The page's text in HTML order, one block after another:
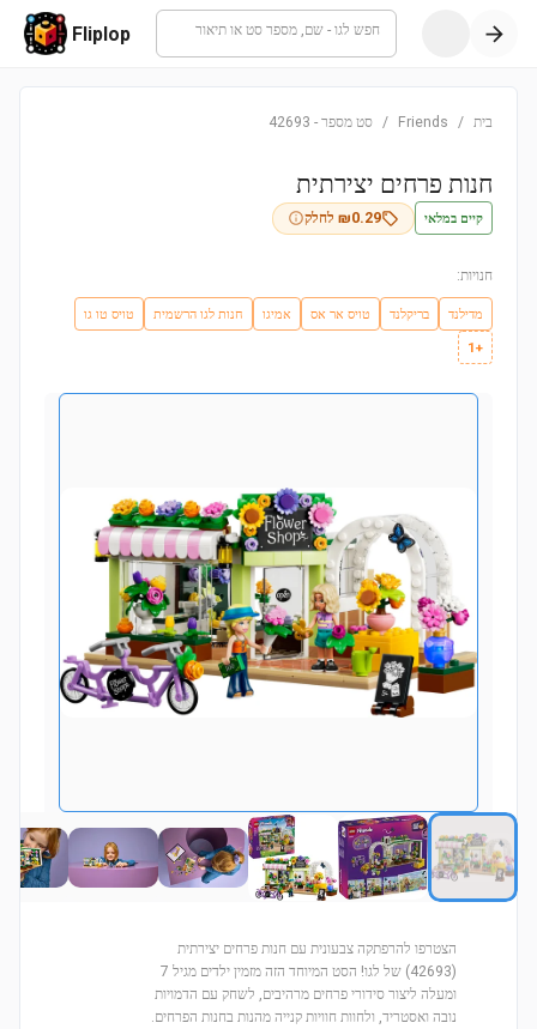
חפש לגו - שם, מספר סט או תיאור Fliplop
בית /
Friends
/ סט מספר -
42693
חנות פרחים יצירתית
קיים במלאי ₪0.29 לחלק
חנויות:
מדילנד בריקלנד טויס אר אס אמיגו חנות לגו הרשמית
טויס טו גו
+1
הצטרפו להרפתקה צבעונית עם חנות פרחים יצירתית
(42693) של לגו! הסט המיוחד הזה מזמין ילדים מגיל 7
ומעלה ליצור סידורי פרחים מרהיבים, לשחק עם הדמויות
נובה ואסטריד, ולחוות חוויות קנייה מהנות בחנות הפרחים.